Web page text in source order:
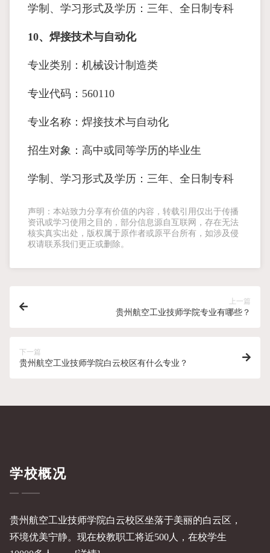
学制、学习形式及学历：三年、全日制专科
10、焊接技术与自动化
专业类别：机械设计制造类
专业代码：560110
专业名称：焊接技术与自动化
招生对象：高中或同等学历的毕业生
学制、学习形式及学历：三年、全日制专科
声明：本站致力分享有价值的内容，转载引用仅出于传播
资讯或学习使用之目的，部分信息源自互联网，存在无法
核实真实出处，版权属于原作者或原平台所有，如涉及侵
权请联系我们更正或删除。
上一篇
贵州航空工业技师学院专业有哪些？
下一篇
贵州航空工业技师学院白云校区有什么专业？
学校概况
贵州航空工业技师学院白云校区坐落于美丽的白云区，
环境优美宁静。现在校教职工将近500人，在校学生